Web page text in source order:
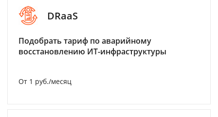
DRaaS
Подобрать тариф по аварийному
восстановлению ИТ-инфраструктуры
От 1 руб./месяц